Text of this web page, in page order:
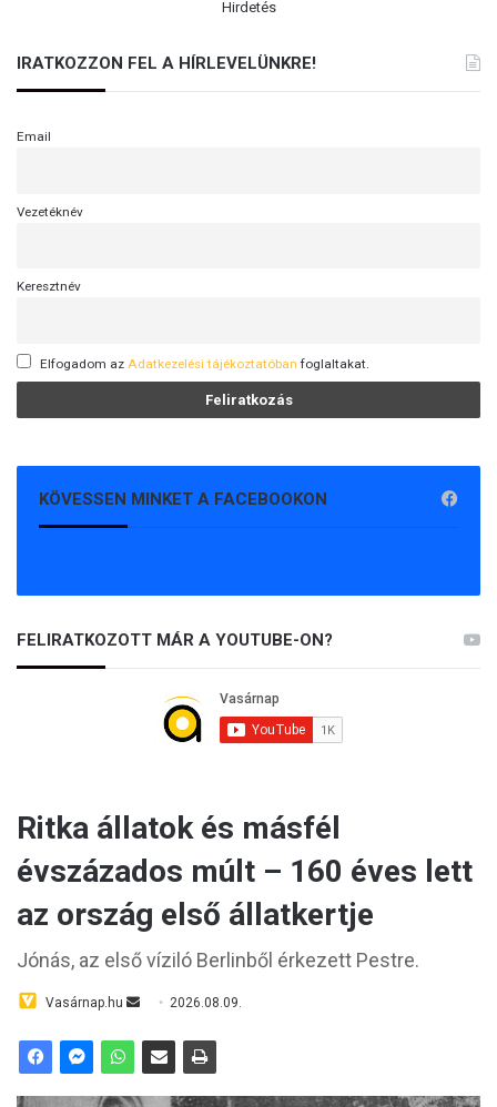
Hirdetés
IRATKOZZON FEL A HÍRLEVELÜNKRE!
Email
Vezetéknév
Keresztnév
Elfogadom az Adatkezelési tájékoztatóban foglaltakat.
KÖVESSEN MINKET A FACEBOOKON
FELIRATKOZOTT MÁR A YOUTUBE-ON?